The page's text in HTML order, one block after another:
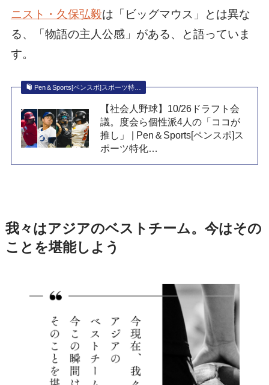
ニスト・久保弘毅は「ビッグマウス」とは異な
る、「物語の主人公感」がある、と語っていま
す。
Pen＆Sports[ペンスポ]スポーツ特…
【社会人野球】10/26ドラフト会
議。度会ら個性派4人の「ココが
推し」 | Pen＆Sports[ペンスポ]ス
ポーツ特化…
我々はアジアのベストチーム。今はその
ことを堪能しよう